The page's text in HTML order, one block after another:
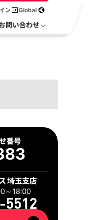
ン Global
問い合わせ
番号
埼玉支店
～18:00
5512